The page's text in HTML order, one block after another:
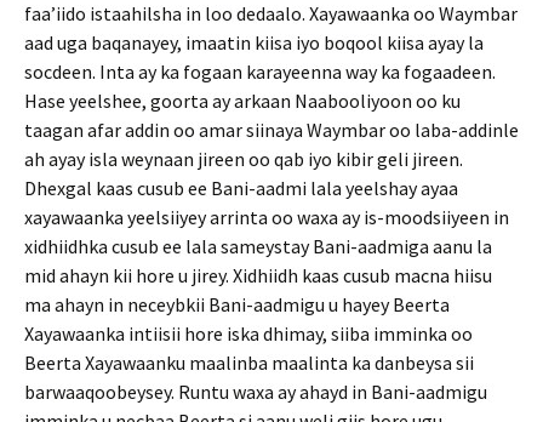
faa’iido istaahilsha in loo dedaalo. Xayawaanka oo Waymbar
aad uga baqanayey, imaatin kiisa iyo boqool kiisa ayay la
socdeen. Inta ay ka fogaan karayeenna way ka fogaadeen.
Hase yeelshee, goorta ay arkaan Naabooliyoon oo ku
taagan afar addin oo amar siinaya Waymbar oo laba-addinle
ah ayay isla weynaan jireen oo qab iyo kibir geli jireen.
Dhexgal kaas cusub ee Bani-aadmi lala yeelshay ayaa
xayawaanka yeelsiiyey arrinta oo waxa ay is-moodsiiyeen in
xidhiidhka cusub ee lala sameystay Bani-aadmiga aanu la
mid ahayn kii hore u jirey. Xidhiidh kaas cusub macna hiisu
ma ahayn in neceybkii Bani-aadmigu u hayey Beerta
Xayawaanka intiisii hore iska dhimay, siiba imminka oo
Beerta Xayawaanku maalinba maalinta ka danbeysa sii
barwaaqoobeysey. Runtu waxa ay ahayd in Bani-aadmigu